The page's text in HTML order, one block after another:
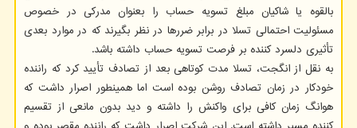
بالقوه یا شاکیان مبلغ تسویه حساب را بعنوان مدرکی در خصوص
مسئولیت احتمالی تسلا در برابر ضررها در نظر بگیرند که در موارد بعدی
تأثیری دلسرد کننده بر فرصت تسویه حساب داشته باشد.
به نقل از انگجت، تسلا مدت کوتاهی بعد از تصادف تأیید کرد که راننده
خودکار در زمان تصادف روشن بوده است اما همینطور اصرار داشت که
هوانگ زمان کافی برای واکنش را داشته و دید بدون مانعی از تقسیم